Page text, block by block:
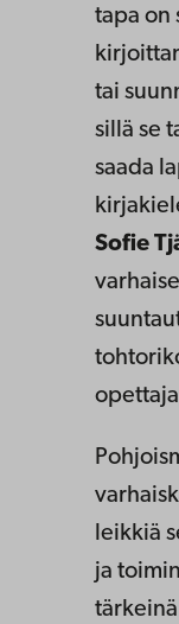
tapa on
tai
sillä se
saada
Sofie
leikkiä
ja